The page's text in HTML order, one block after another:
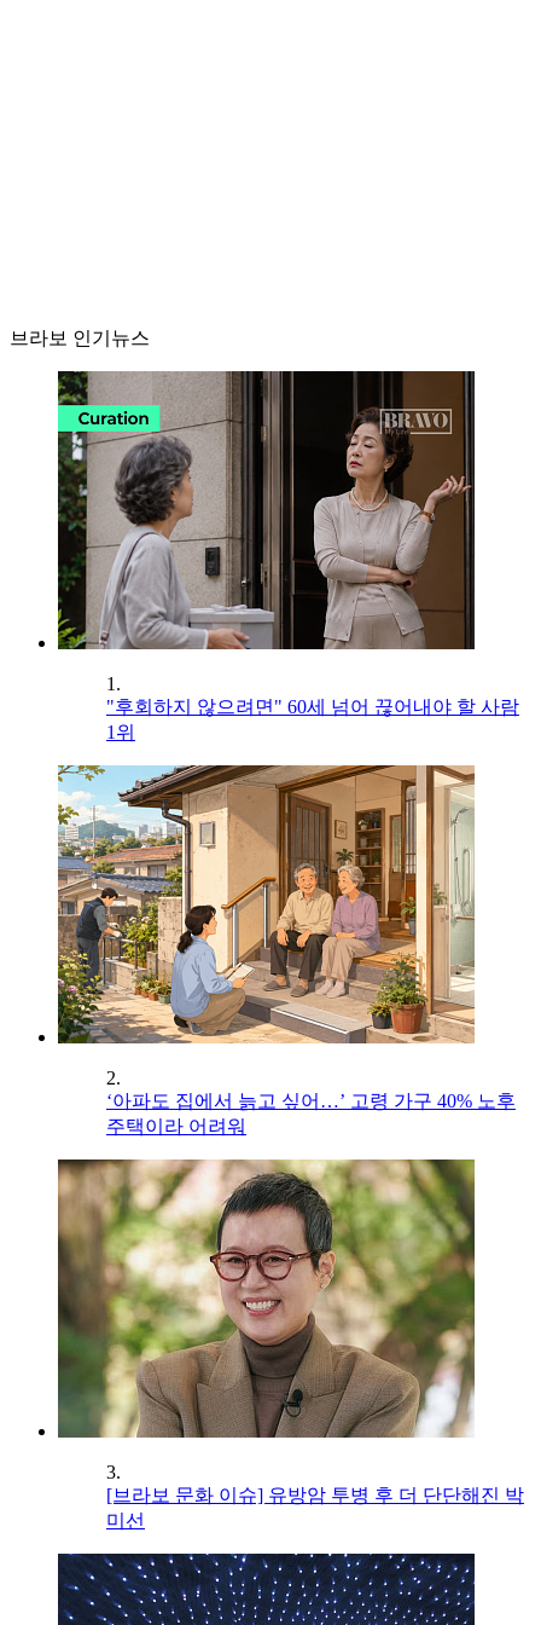
브라보 인기뉴스
1.
"후회하지 않으려면" 60세 넘어 끊어내야 할 사람
1위
2.
‘아파도 집에서 늙고 싶어…’ 고령 가구 40% 노후
주택이라 어려워
3.
[브라보 문화 이슈] 유방암 투병 후 더 단단해진 박
미선